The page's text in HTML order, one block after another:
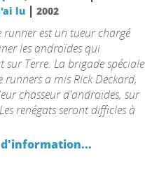
lu| 2002
runner est un tueur chargé
les androïdes qui
sur Terre. La brigade spéciale
runners a mis Rick Deckard,
chasseur d'androïdes, sur
renégats seront difficles à
d'information...